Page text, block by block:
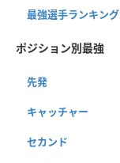
最強選手ランキング
ポジション別最強
先発
キャッチャー
セカンド